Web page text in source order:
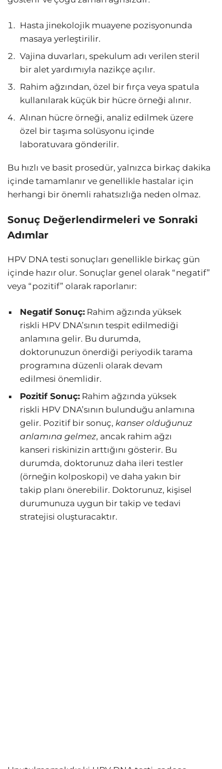
Hasta jinekolojik muayene pozisyonunda
masaya yerleştirilir.
Vajina duvarları, spekulum adı verilen steril
bir alet yardımıyla nazikçe açılır.
Rahim ağzından, özel bir fırça veya spatula
kullanılarak küçük bir hücre örneği alınır.
Alınan hücre örneği, analiz edilmek üzere
özel bir taşıma solüsyonu içinde
laboratuvara gönderilir.
Bu hızlı ve basit prosedür, yalnızca birkaç dakika
içinde tamamlanır ve genellikle hastalar için
herhangi bir önemli rahatsızlığa neden olmaz.
Sonuç Değerlendirmeleri ve Sonraki
Adımlar
HPV DNA testi sonuçları genellikle birkaç gün
içinde hazır olur. Sonuçlar genel olarak “negatif”
veya “pozitif” olarak raporlanır:
Negatif Sonuç: Rahim ağzında yüksek
riskli HPV DNA’sının tespit edilmediği
anlamına gelir. Bu durumda,
doktorunuzun önerdiği periyodik tarama
programına düzenli olarak devam
edilmesi önemlidir.
Pozitif Sonuç: Rahim ağzında yüksek
riskli HPV DNA’sının bulunduğu anlamına
gelir. Pozitif bir sonuç, kanser olduğunuz
anlamına gelmez, ancak rahim ağzı
kanseri riskinizin arttığını gösterir. Bu
durumda, doktorunuz daha ileri testler
(örneğin kolposkopi) ve daha yakın bir
takip planı önerebilir. Doktorunuz, kişisel
durumunuza uygun bir takip ve tedavi
stratejisi oluşturacaktır.